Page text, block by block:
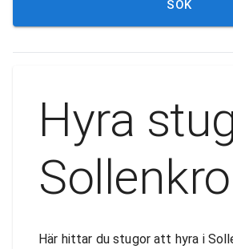
SÖK
Hyra
Här hittar du stugor att hyra i